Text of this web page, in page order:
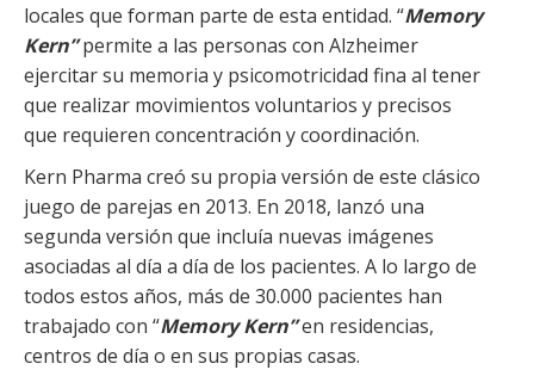
locales que forman parte de esta entidad. “Memory
Kern”permite a las personas con Alzheimer
ejercitar su memoria y psicomotricidad fina al tener
que realizar movimientos voluntarios y precisos
que requieren concentración y coordinación.
Kern Pharma creó su propia versión de este clásico
juego de parejas en 2013. En 2018, lanzó una
segunda versión que incluía nuevas imágenes
asociadas al día a día de los pacientes. A lo largo de
todos estos años, más de 30.000 pacientes han
trabajado con “Memory Kern”en residencias,
centros de día o en sus propias casas.